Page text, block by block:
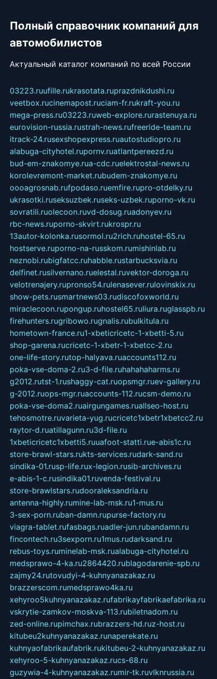
Полный справочник компаний для
автомобилистов
Актуальный каталог компаний по всей России
03223.ruufille.rukrasotata.ruprazdnikdushi.ru
veetbox.rucinemapost.ruciam-fr.rukraft-you.ru
mega-press.ru03223.ruweb-explore.rurastenuya.ru
eurovision-russia.rustrah-news.rufreeride-team.ru
itrack-24.rusexshopexpress.ruautostudiopro.ru
alabuga-cityhotel.rupornv.ruatlantpereezd.ru
bud-em-znakomye.rua-cdc.ruelektrostal-news.ru
korolevremont-market.rubudem-znakomye.ru
oooagrosnab.rufpodaso.ruemfire.rupro-otdelky.ru
ukrasotki.ruseksuzbek.ruseks-uzbek.ruporno-vk.ru
sovratili.ruolecoon.ruvd-dosug.ruadonyev.ru
rbc-news.ruporno-skvirt.rukrospr.ru
13autor-kolonka.rusormol.ru2rich.ruhostel-65.ru
hostserve.ruporno-na-russkom.rumishinlab.ru
neznobi.rubigfatcc.ruhabble.rustarbucksvia.ru
delfinet.rusilvernano.ruelestal.ruvektor-doroga.ru
velotrenajery.rupronso54.rulenasever.rulovinskix.ru
show-pets.rusmartnews03.rudiscofoxworld.ru
miraclecoon.rupongup.ruhostel65.ruliura.ruglasspb.ru
firehunters.rugribowo.rugnalis.rubulkitula.ru
hometown-france.ru1-xbeticricetc-1-xbetti-5.ru
shop-garena.rucricetc-1-xbetr-1-xbetcc-2.ru
one-life-story.rutop-halyava.ruaccounts112.ru
poka-vse-doma-2.ru3-d-file.ruhahahaharms.ru
g2012.rutst-1.rushaggy-cat.ruopsmgr.ruev-gallery.ru
g-2012.ruops-mgr.ruaccounts-112.rucsm-demo.ru
poka-vse-doma2.ruairgungames.ruallseo-host.ru
tehosmotre.ruvarieta-yug.rucricetc1xbetr1xbetcc2.ru
raytor-d.ruatillagunn.ru3d-file.ru
1xbeticricetc1xbetti5.ruuafoot-statti.rue-abis1c.ru
store-brawl-stars.rukts-services.rudark-sand.ru
sindika-01.rusp-life.rux-legion.rusib-archives.ru
e-abis-1-c.rusindika01.ruvenda-festival.ru
store-brawlstars.rudooraleksandria.ru
antenna-highly.rumine-lab-msk.ru1-mus.ru
3-sex-porn.ruban-damn.rupurse-factory.ru
viagra-tablet.rufasbags.ruadler-jun.rubandamn.ru
fincontech.ru3sexporn.ru1mus.rudarksand.ru
rebus-toys.ruminelab-msk.rualabuga-cityhotel.ru
medsprawo-4-ka.ru2864420.rublagodarenie-spb.ru
zajmy24.rutovudyi-4-kuhnyanazakaz.ru
brazzerscom.rumedsprawo4ka.ru
xehyroo5kuhnyanazakaz.rufabrikayfabrikaefabrika.ru
vskrytie-zamkov-moskva-113.rubiletnadom.ru
zed-online.rupimchax.rubrazzers-hd.ruz-host.ru
kitubeu2kuhnyanazakaz.runaperekate.ru
kuhnyaofabrikaufabrik.rukitubeu-2-kuhnyanazakaz.ru
xehyroo-5-kuhnyanazakaz.rucs-68.ru
guzywia-4-kuhnyanazakaz.rumir-tk.ruvlknrussia.ru